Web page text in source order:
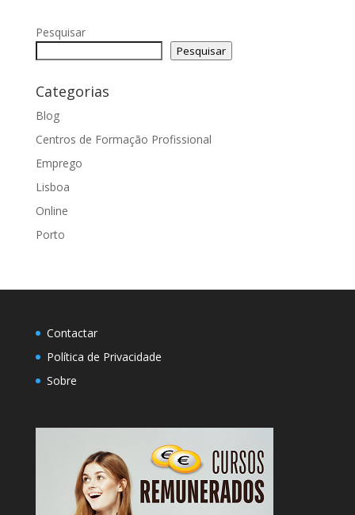
Pesquisar
Pesquisar
Categorias
Blog
Centros de Formação Profissional
Emprego
Lisboa
Online
Porto
Contactar
Política de Privacidade
Sobre